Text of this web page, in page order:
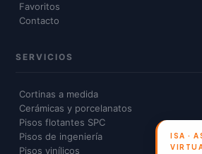
Favoritos
Contacto
SERVICIOS
Cortinas a medida
Cerámicas y porcelanatos
Pisos flotantes SPC
Pisos de ingeniería
Pisos vinílicos